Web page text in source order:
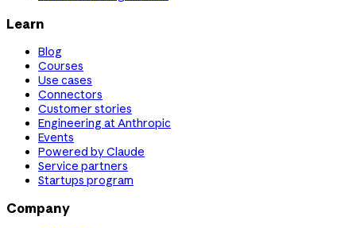
Learn
Blog
Courses
Use cases
Connectors
Customer stories
Engineering at Anthropic
Events
Powered by Claude
Service partners
Startups program
Company